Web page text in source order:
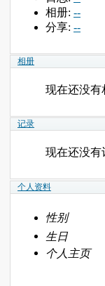
相册: --
分享: --
相册
现在还没有
记录
现在还没有
个人资料
性别
生日
个人主页